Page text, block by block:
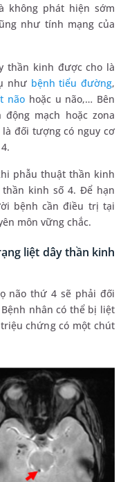
không phát hiện sớm
như tính mạng của
thần kinh được cho là
như bệnh tiểu đường,
não hoặc u não,… Bên
mạch hoặc zona
đối tượng có nguy cơ
phẫu thuật thần kinh
kinh số 4. Để hạn
bệnh cần điều trị tại
môn vững chắc.
liệt dây thần kinh
não thứ 4 sẽ phải đối
nhân có thể bị liệt
chứng có một chút